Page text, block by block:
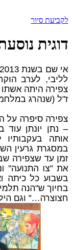
לקביעת סיור
דוגית
לליבי, לערב
צפירה היתה אשתו
ז"ל (שנהרג במלחמת
צפירה סיפרה על
אותה בעקבותיו
במסגרת גרעין
זמן עד שצפירה
את "צו התנועה"
בשבוע כל כיתה
בחיוך ש"הנה
חצוצרה…" וגם